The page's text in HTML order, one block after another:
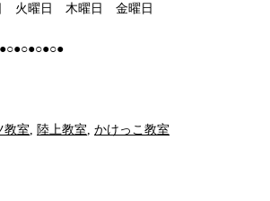
火曜日 木曜日 金曜日
教室 陸上教室 かけっこ教室